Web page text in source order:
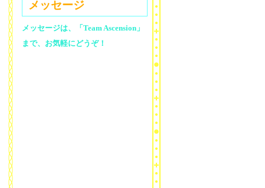
メッセージ
メッセージは、「Team Ascension」
まで、お気軽にどうぞ！